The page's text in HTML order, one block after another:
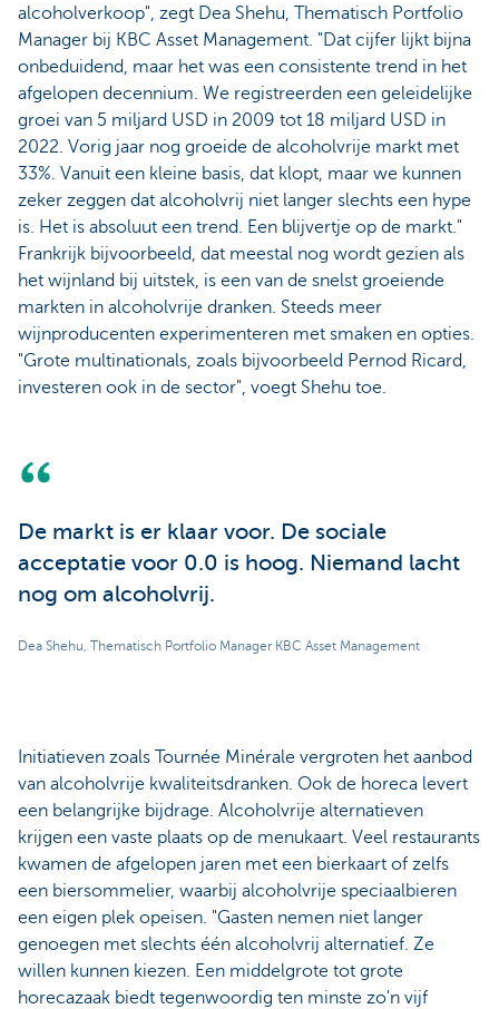
alcoholverkoop", zegt Dea Shehu, Thematisch Portfolio
Manager bij KBC Asset Management. "Dat cijfer lijkt bijna
onbeduidend, maar het was een consistente trend in het
afgelopen decennium. We registreerden een geleidelijke
groei van 5 miljard USD in 2009 tot 18 miljard USD in
2022. Vorig jaar nog groeide de alcoholvrije markt met
33%. Vanuit een kleine basis, dat klopt, maar we kunnen
zeker zeggen dat alcoholvrij niet langer slechts een hype
is. Het is absoluut een trend. Een blijvertje op de markt."
Frankrijk bijvoorbeeld, dat meestal nog wordt gezien als
het wijnland bij uitstek, is een van de snelst groeiende
markten in alcoholvrije dranken. Steeds meer
wijnproducenten experimenteren met smaken en opties.
"Grote multinationals, zoals bijvoorbeeld Pernod Ricard,
investeren ook in de sector", voegt Shehu toe.
De markt is er klaar voor. De sociale
acceptatie voor 0.0 is hoog. Niemand lacht
nog om alcoholvrij.
Dea Shehu, Thematisch Portfolio Manager KBC Asset Management
Initiatieven zoals Tournée Minérale vergroten het aanbod
van alcoholvrije kwaliteitsdranken. Ook de horeca levert
een belangrijke bijdrage. Alcoholvrije alternatieven
krijgen een vaste plaats op de menukaart. Veel restaurants
kwamen de afgelopen jaren met een bierkaart of zelfs
een biersommelier, waarbij alcoholvrije speciaalbieren
een eigen plek opeisen. "Gasten nemen niet langer
genoegen met slechts één alcoholvrij alternatief. Ze
willen kunnen kiezen. Een middelgrote tot grote
horecazaak biedt tegenwoordig ten minste zo'n vijf